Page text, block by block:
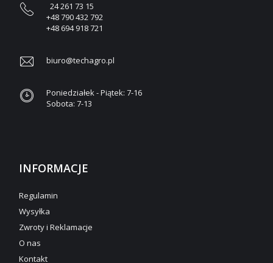
24 261 73 15
+48 790 432 792
+48 694 918 721
biuro@techagro.pl
Poniedziałek - Piątek: 7-16
Sobota: 7-13
INFORMACJE
Regulamin
Wysyłka
Zwroty i Reklamacje
O nas
Kontakt